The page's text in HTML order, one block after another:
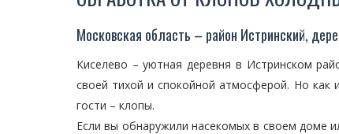
Московская область – район Истринский,
Киселево – уютная деревня в Истринском
своей тихой и спокойной атмосферой. Но
гости – клопы.
Если вы обнаружили насекомых в своем доме